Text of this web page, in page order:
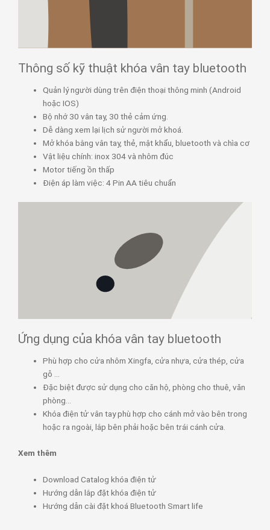
Thông số kỹ thuật khóa vân tay bluetooth
Quản lý người dùng trên điện thoại thông minh (Android
hoặc IOS)
Bộ nhớ 30 vân tay, 30 thẻ cảm ứng.
Dễ dàng xem lại lịch sử người mở khoá.
Mở khóa bằng vân tay, thẻ, mật khẩu, bluetooth và chìa cơ
Vật liệu chính: inox 304 và nhôm đúc
Motor tiếng ồn thấp
Điện áp làm việc: 4 Pin AA tiêu chuẩn
Ứng dụng của khóa vân tay bluetooth
Phù hợp cho cửa nhôm Xingfa, cửa nhựa, cửa thép, cửa
gỗ …
Đặc biệt được sử dụng cho căn hộ, phòng cho thuê, văn
phòng…
Khóa điện tử vân tay phù hợp cho cánh mở vào bên trong
hoặc ra ngoài, lắp bên phải hoặc bên trái cánh cửa.
Xem thêm
Download Catalog khóa điện tử
Hướng dẫn lắp đặt khóa điện tử
Hướng dẫn cài đặt khoá Bluetooth Smart life